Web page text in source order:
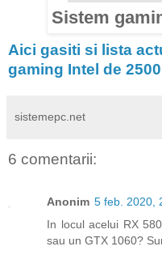
Sistem
Aici gasiti si lista
gaming Intel de
sistemepc.net
6 comentarii:
Anonim 5 feb. 2020,
In locul acelui RX
sau un GTX 1060?